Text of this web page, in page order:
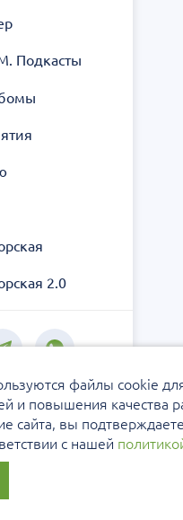
Подкасты
2.0
файлы cookie
и повышения качества
сайта, вы
с нашей